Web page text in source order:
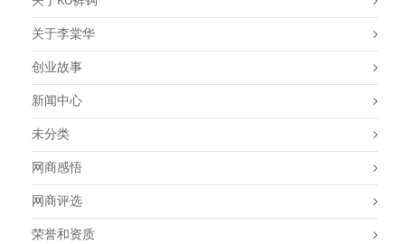
关于李棠华
创业故事
新闻中心
未分类
网商感悟
网商评选
荣誉和资质